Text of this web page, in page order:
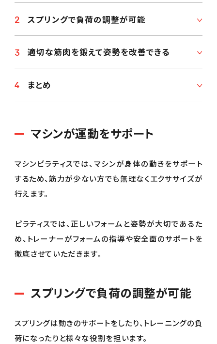
スプリングで負荷の調整が可能
適切な筋肉を鍛えて姿勢を改善できる
まとめ
マシンが運動をサポート
マシンピラティスでは、マシンが身体の動きをサポート
するため、筋力が少ない方でも無理なくエクササイズが
行えます。
ピラティスでは、正しいフォームと姿勢が大切であるた
め、トレーナーがフォームの指導や安全面のサポートを
徹底させていただきます。
スプリングで負荷の調整が可能
スプリングは動きのサポートをしたり、トレーニングの負
荷になったりと様々な役割を担います。